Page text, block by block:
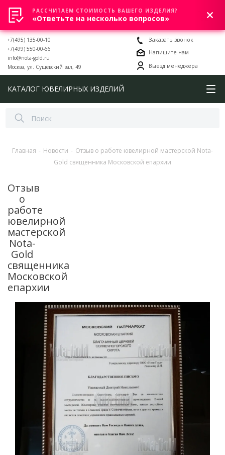
0
+7(495) 135-00-10
+7(499) 550-00-66
info@nota-gold.ru
Москва, ул. Сущевский вал, 49
Заказать звонок
Напишите нам
Выезд менеджера
КАТАЛОГ ЮВЕЛИРНЫХ ИЗДЕЛИЙ
Главная - Новости - Отзыв о работе ювелирной мастерской Nota-
Gold священника Московской епархии
Отзыв
о
работе
ювелирной
мастерской
Nota-
Gold
священника
Московской
епархии
РАССЧИТАЕМ СТОИМОСТЬ ВАШЕГО ИЗДЕЛИЯ?
«Ответьте на несколько вопросов»